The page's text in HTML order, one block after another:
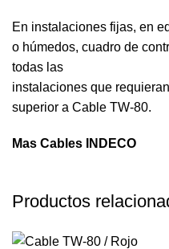
En instalaciones fijas, en
o húmedos, cuadro de
todas las
instalaciones que
superior a Cable TW-80.
Mas Cables INDECO
Productos